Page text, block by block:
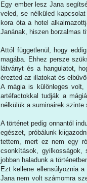
Egy ember lesz Jana
veled, se nélküled
kora óta a hotel
Janának, hiszen borzalmas
Attól függetlenül, hogy
magába. Ehhez persze
látványt és a hangulatot,
érezted az illatokat és
A mágia is különleges volt,
artéfactokkal tudják a
nélkülük a suminairek
A történet pedig onnantól
egészet, próbálunk
tettem, mert ez nem egy
csonkítások,
jobban haladunk a
Ezt kellene ellensúlyoznia
Jana nem volt számomra